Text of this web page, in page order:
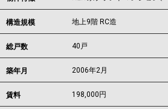
構造規模 地上9階 RC造
総戸数 40戸
築年月 2006年2月
賃料 198,000 円